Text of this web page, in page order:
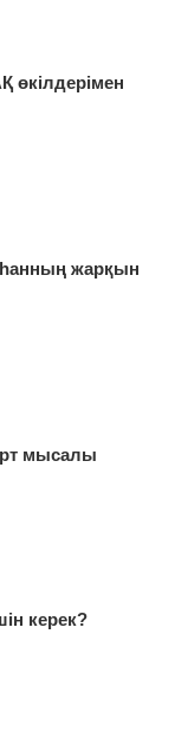
өкілдерімен
жарқын
мысалы
керек?